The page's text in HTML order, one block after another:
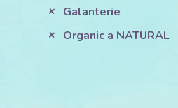
Galanterie
Organic a NATURAL